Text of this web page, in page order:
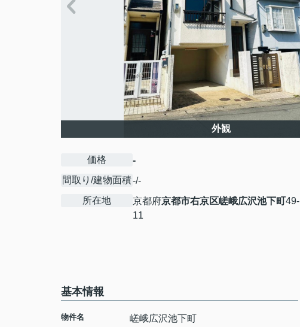
外観
価格
-
間取り/建物面積-/-
所在地
京都府京都市右京区嵯峨広沢池下町49-
11
基本情報
物件名 嵯峨広沢池下町